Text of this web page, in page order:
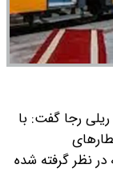
رجا گفت: با
در نظر گرفته شده